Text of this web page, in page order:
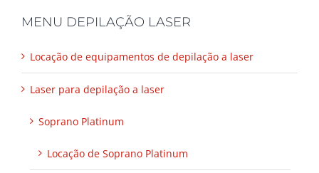
MENU DEPILAÇÃO LASER
Locação de equipamentos de depilação a laser
Laser para depilação a laser
Soprano Platinum
Locação de Soprano Platinum